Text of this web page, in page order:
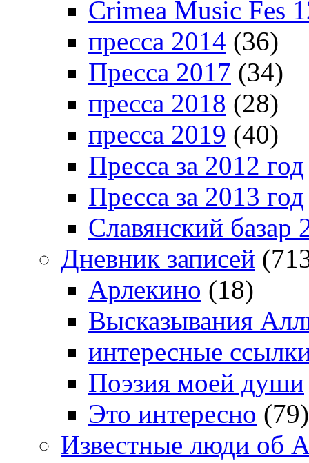
Crimea Music Fes
пресса 2014 (36)
Пресса 2017 (34)
пресса 2018 (28)
пресса 2019 (40)
Пресса за 2012 год
Пресса за 2013 год
Славянский базар
Дневник записей
Арлекино (18)
Высказывания
интересные
Поэзия моей души
Это интересно (79)
Известные люди об